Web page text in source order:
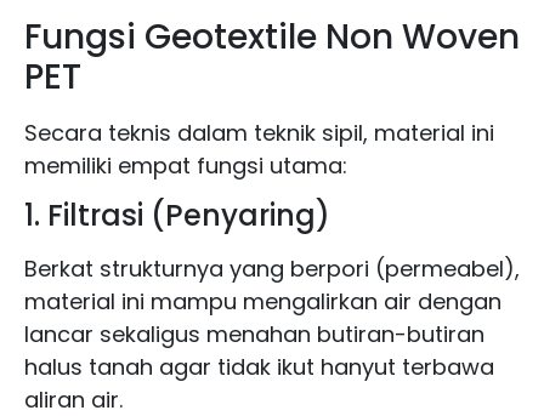
Fungsi Geotextile Non Woven
PET
Secara teknis dalam teknik sipil, material ini
memiliki empat fungsi utama:
1. Filtrasi (Penyaring)
Berkat strukturnya yang berpori (permeabel),
material ini mampu mengalirkan air dengan
lancar sekaligus menahan butiran-butiran
halus tanah agar tidak ikut hanyut terbawa
aliran air.